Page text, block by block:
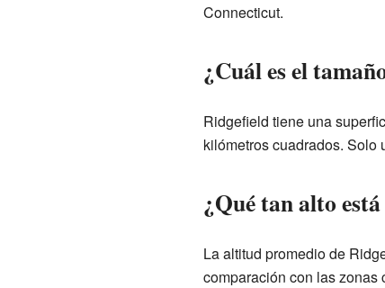
Connecticut.
¿Cuál es el
Ridgefield tiene una
kilómetros cuadrados. Solo
¿Qué tan alto
La altitud promedio de
comparación con las zonas